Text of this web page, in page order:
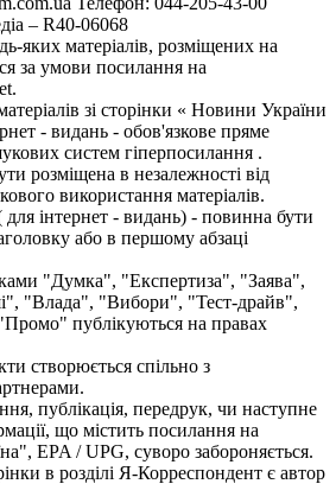
– R40-06068
яких матеріалів, розміщених на
за умови посилання на
зі сторінки « Новини України
- видань - обов'язкове пряме
систем гіперпосилання .
розміщена в незалежності від
використання матеріалів.
для інтернет - видань) - повинна бути
або в першому абзаці
"Думка", "Експертиза", "Заява",
"Влада", "Вибори", "Тест-драйв",
публікуються на правах
створюється спільно з
публікація, передрук, чи наступне
що містить посилання на
EPA / UPG, суворо забороняється.
в розділі Я-Корреспондент є автор